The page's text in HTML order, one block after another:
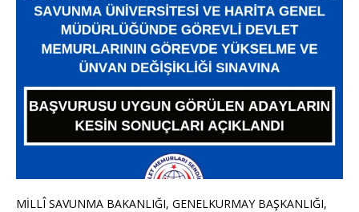
MİLLÎ SAVUNMA BAKANLIĞI, GENELKURMAY BAŞKANLIĞI,